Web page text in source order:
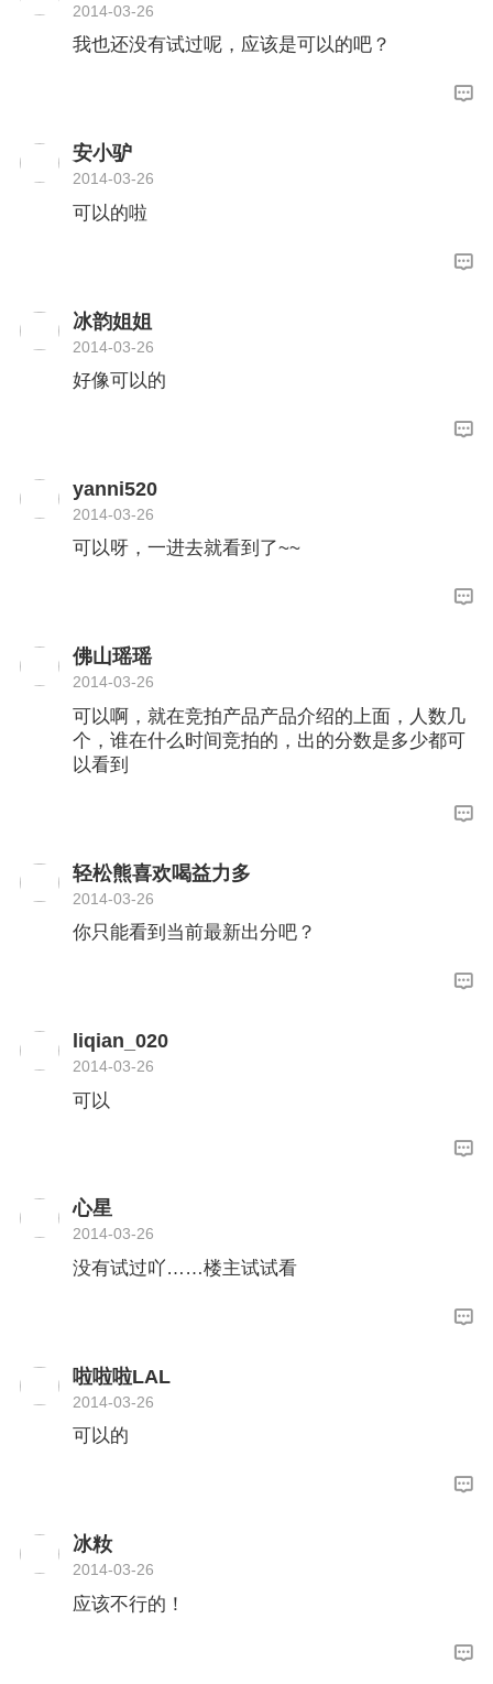
2014-03-26
我也还没有试过呢，应该是可以的吧？
安小驴
2014-03-26
可以的啦
冰韵姐姐
2014-03-26
好像可以的
yanni520
2014-03-26
可以呀，一进去就看到了~~
佛山瑶瑶
2014-03-26
可以啊，就在竞拍产品产品介绍的上面，人数几
个，谁在什么时间竞拍的，出的分数是多少都可
以看到
轻松熊喜欢喝益力多
2014-03-26
你只能看到当前最新出分吧？
liqian_020
2014-03-26
可以
心星
2014-03-26
没有试过吖……楼主试试看
啦啦啦LAL
2014-03-26
可以的
冰籹
2014-03-26
应该不行的！